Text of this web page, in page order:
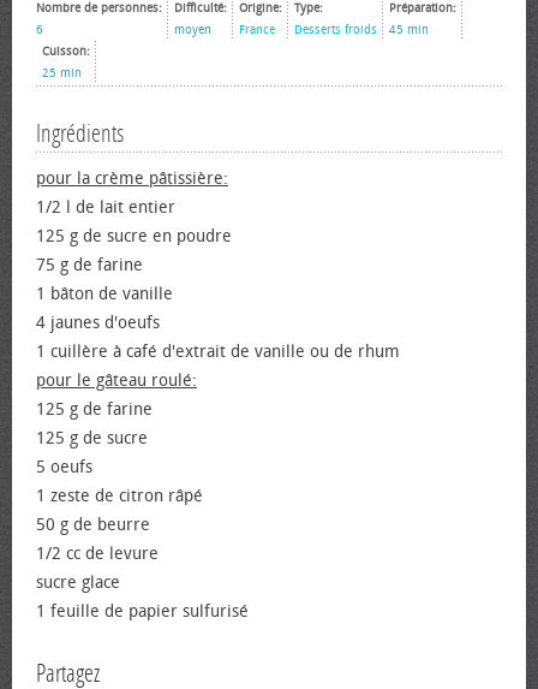
Nombre de personnes:
6
Difficulté:
moyen
Origine:
France
Type:
Desserts froids
Préparation:
45 min
Cuisson:
25 min
Ingrédients
pour la crème pâtissière:
1/2 l de lait entier
125 g de sucre en poudre
75 g de farine
1 bâton de vanille
4 jaunes d'œufs
1 cuillère à café d'extrait de vanille ou de rhum
pour le gâteau roulé:
125 g de farine
125 g de sucre
5 œufs
1 zeste de citron râpé
50 g de beurre
1/2 cc de levure
sucre glace
1 feuille de papier sulfurisé
Partagez